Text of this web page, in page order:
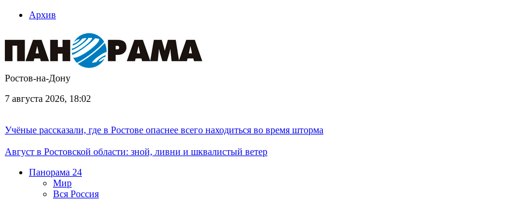
Архив
Ростов-на-Дону
7 августа 2026, 18:02
Учёные рассказали, где в Ростове опаснее всего находиться во время шторма
Август в Ростовской области: зной, ливни и шквалистый ветер
Панорама 24
Мир
Вся Россия